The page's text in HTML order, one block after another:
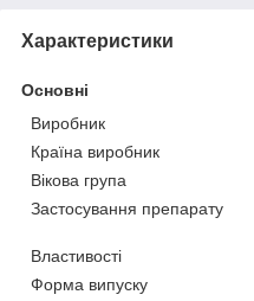
Характеристики
Основні
Виробник
Країна виробник
Вікова група
Застосування препарату
Властивості
Форма випуску